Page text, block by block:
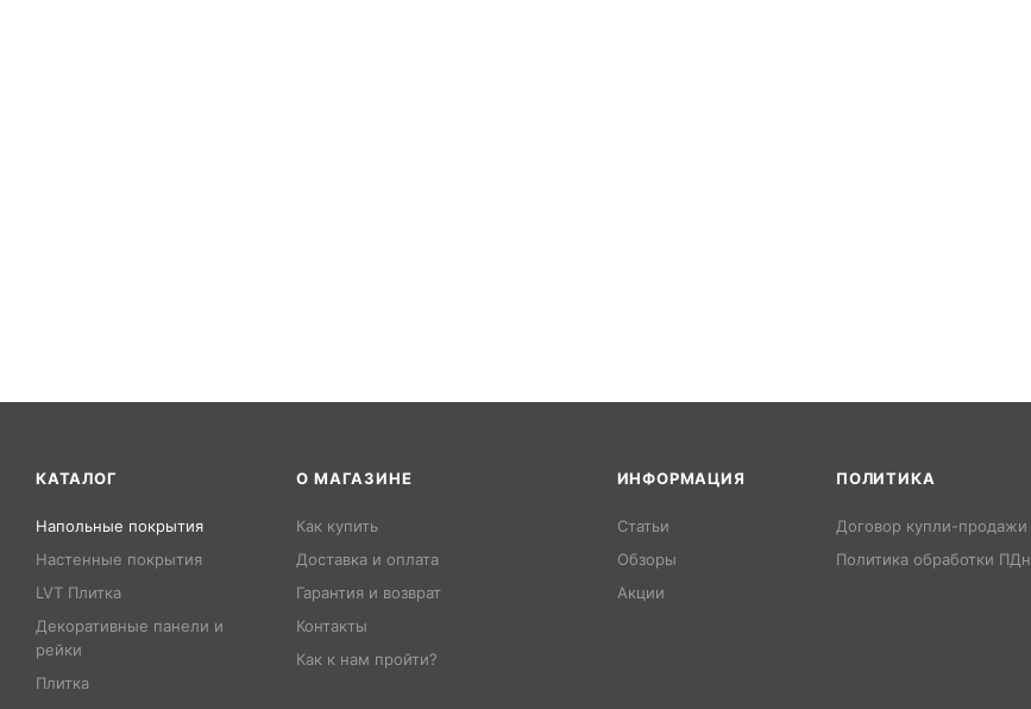
КАТАЛОГ
Напольные покрытия
Настенные покрытия
LVT Плитка
Декоративные панели и
рейки
Плитка
О МАГАЗИНЕ
Как купить
Доставка и оплата
Гарантия и возврат
Контакты
Как к нам пройти?
ИНФОРМАЦИЯ
Статьи
Обзоры
Акции
ПОЛИТИКА
Договор купли-продажи
Политика обработки ПДн